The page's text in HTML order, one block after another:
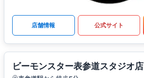
店舗情報 公式サイト
ビーモンスター表参道スタジオ店